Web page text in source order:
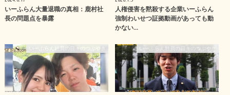
いーふらん大量退職の真相：鹿村社
長の問題点を暴露
人権侵害を黙殺する企業いーふらん
強制わいせつ証拠動画があっても動
かない…
いーふらん社員の日々のつぶやき いーふらん社員の日々のつぶやき